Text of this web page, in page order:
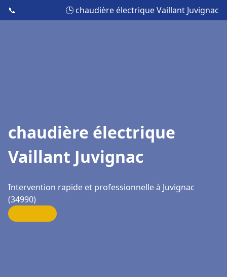
📞 🕒 chaudière électrique Vaillant Juvignac
chaudière électrique
Vaillant Juvignac
Intervention rapide et professionnelle à Juvignac
(34990)